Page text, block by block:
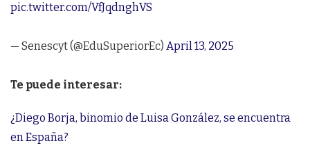
pic.twitter.com/VfJqdnghVS
— Senescyt (@EduSuperiorEc) April 13, 2025
Te puede interesar:
¿Diego Borja, binomio de Luisa González, se encuentra
en España?